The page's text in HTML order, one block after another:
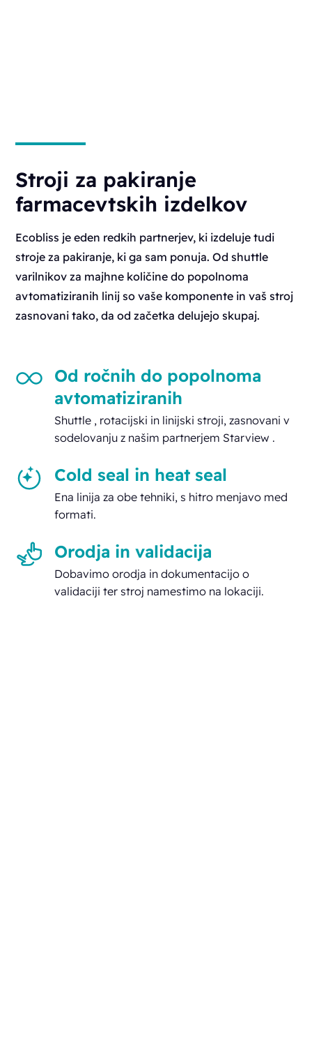
Stroji za pakiranje
farmacevtskih izdelkov
Ecobliss je eden redkih partnerjev, ki izdeluje tudi
stroje za pakiranje, ki ga sam ponuja. Od shuttle
varilnikov za majhne količine do popolnoma
avtomatiziranih linij so vaše komponente in vaš stroj
zasnovani tako, da od začetka delujejo skupaj.
Od ročnih do popolnoma
avtomatiziranih
Shuttle , rotacijski in linijski stroji, zasnovani v
sodelovanju z našim partnerjem Starview .
Cold seal in heat seal
Ena linija za obe tehniki, s hitro menjavo med
formati.
Orodja in validacija
Dobavimo orodja in dokumentacijo o
validaciji ter stroj namestimo na lokaciji.